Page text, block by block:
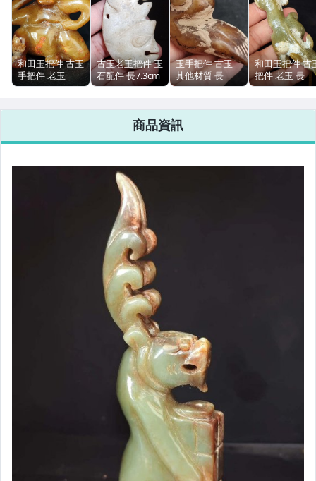
女包精品與女鞋
運動、戶外與休閒
和田玉把件 古玉
手把件 老玉
7.6cm 188.2g
古玉老玉把件 玉
石配件 長7.3cm
寬3.8cm 重
玉手把件 古玉
其他材質 長
8.1cm 寬3cm 重
和田玉把件 古
把件 老玉 長
12.4cm 重
商品資訊